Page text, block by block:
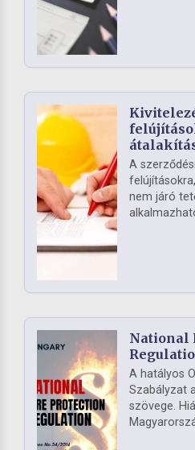
A
nem járó
National
A hatályos
Szabályzat
szövege.